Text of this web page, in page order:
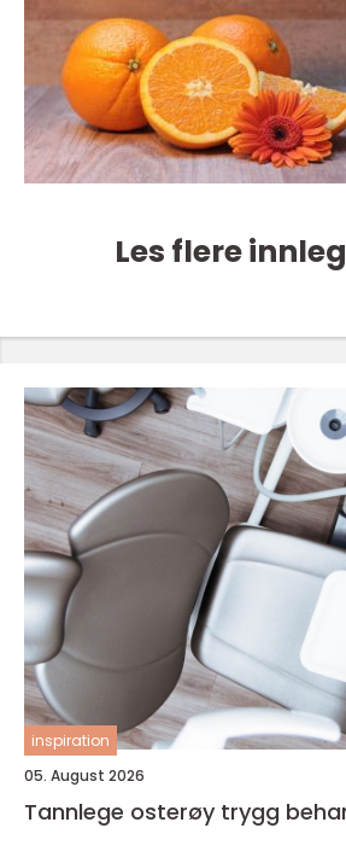
Les flere
inspiration
05. August 2026
Tannlege osterøy